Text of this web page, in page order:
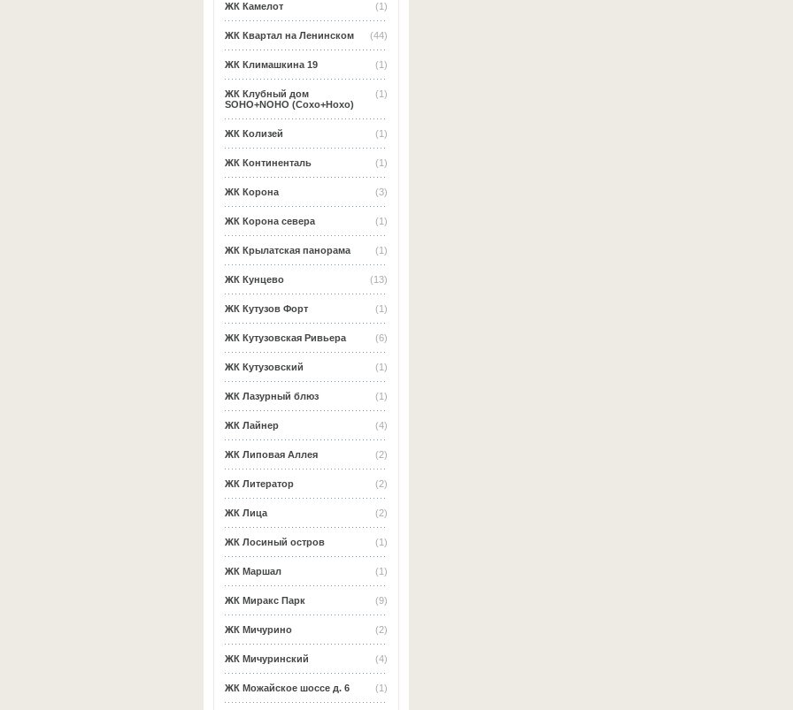
(1)
ЖК Камелот
(44)
ЖК Квартал на Ленинском
(1)
ЖК Климашкина 19
(1)
ЖК Клубный дом
SOHO+NOHO (Сохо+Нохо)
(1)
ЖК Колизей
(1)
ЖК Континенталь
(3)
ЖК Корона
(1)
ЖК Корона севера
(1)
ЖК Крылатская панорама
(13)
ЖК Кунцево
(1)
ЖК Кутузов Форт
(6)
ЖК Кутузовская Ривьера
(1)
ЖК Кутузовский
(1)
ЖК Лазурный блюз
(4)
ЖК Лайнер
(2)
ЖК Липовая Аллея
(2)
ЖК Литератор
(2)
ЖК Лица
(1)
ЖК Лосиный остров
(1)
ЖК Маршал
(9)
ЖК Миракс Парк
(2)
ЖК Мичурино
(4)
ЖК Мичуринский
(1)
ЖК Можайское шоссе д. 6